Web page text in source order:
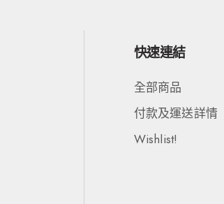
快速連結
全部商品
付款及運送詳情
Wishlist!